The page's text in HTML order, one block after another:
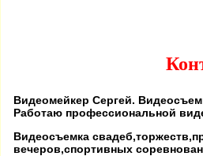
Видеомейкер Сергей.
Работаю профессиональной
Видеосъемка
вечеров,спортивных